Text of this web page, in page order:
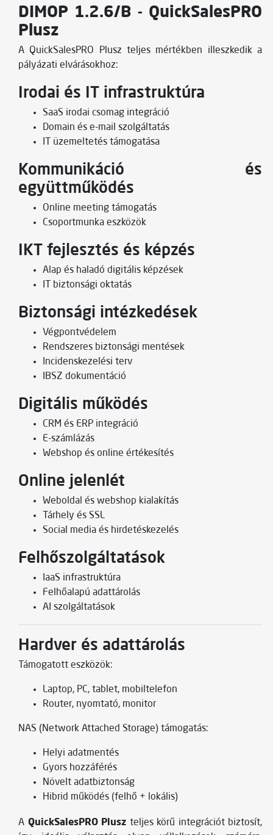
DIMOP 1.2.6/B - QuickSalesPRO
Plusz
A QuickSalesPRO Plusz teljes mértékben illeszkedik a
pályázati elvárásokhoz:
Irodai és IT infrastruktúra
SaaS irodai csomag integráció
Domain és e-mail szolgáltatás
IT üzemeltetés támogatása
Kommunikáció és
együttműködés
Online meeting támogatás
Csoportmunka eszközök
IKT fejlesztés és képzés
Alap és haladó digitális képzések
IT biztonsági oktatás
Biztonsági intézkedések
Végpontvédelem
Rendszeres biztonsági mentések
Incidenskezelési terv
IBSZ dokumentáció
Digitális működés
CRM és ERP integráció
E-számlázás
Webshop és online értékesítés
Online jelenlét
Weboldal és webshop kialakítás
Tárhely és SSL
Social media és hirdetéskezelés
Felhőszolgáltatások
IaaS infrastruktúra
Felhőalapú adattárolás
AI szolgáltatások
Hardver és adattárolás
Támogatott eszközök:
Laptop, PC, tablet, mobiltelefon
Router, nyomtató, monitor
NAS (Network Attached Storage) támogatás:
Helyi adatmentés
Gyors hozzáférés
Növelt adatbiztonság
Hibrid működés (felhő + lokális)
A QuickSalesPRO Plusz teljes körű integrációt biztosít,